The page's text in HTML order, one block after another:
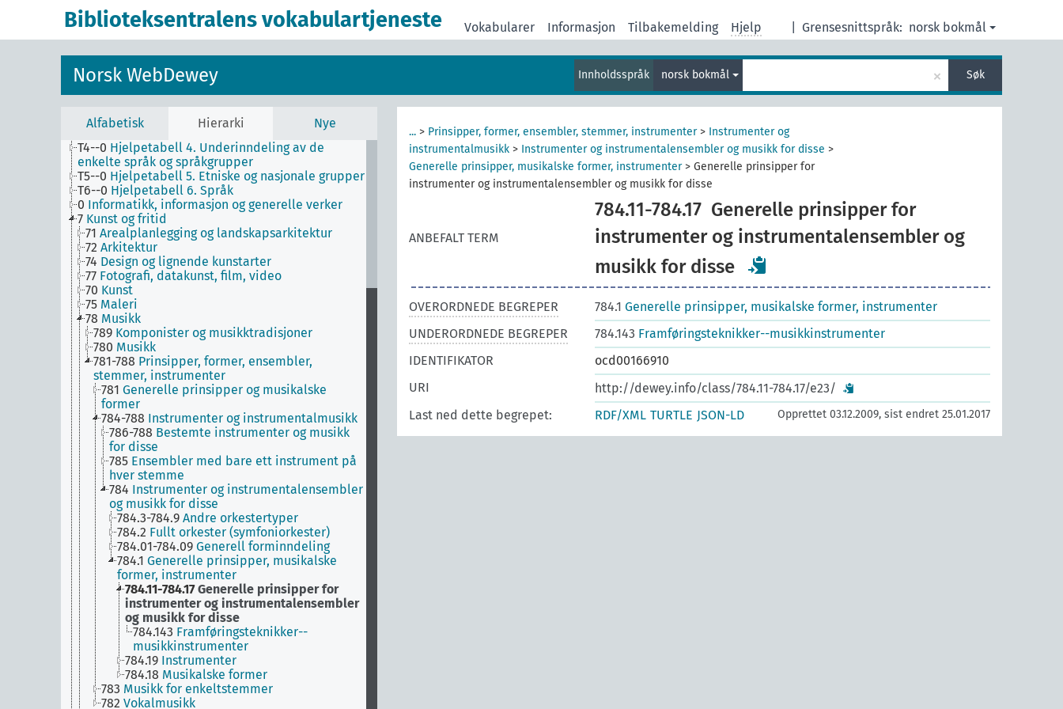
Biblioteksentralens vokabulartjeneste Grensesnittspråk: norsk bokmål
Vokabularer Informasjon Tilbakemelding Hjelp
Norsk WebDewey Innholdsspråk norsk bokmål × Søk
Alfabetisk Hierarki Nye
T3--0 Hjelpetabell 3. Underinndeling av kunst, av
av eller om de enkelte forfattere
Hjelpetabell 3B. Underinndeling av verker
av eller om mer enn én forfatter
T3C--0 Hjelpetabell 3C. Tilleggsnumre for kunst og
T4--0 Hjelpetabell 4. Underinndeling av de
enkelte språk og språkgrupper
T5--0 Hjelpetabell 5. Etniske og nasjonale grupper
T6--0 Hjelpetabell 6. Språk
0 Informatikk, informasjon og generelle verker
7 Kunst og fritid
71 Arealplanlegging og landskapsarkitektur
72 Arkitektur
74 Design og lignende kunstarter
77 Fotografi, datakunst, film, video
70 Kunst
75 Maleri
78 Musikk
789 Komponister og musikktradisjoner
780 Musikk
781-788 Prinsipper, former, ensembler,
stemmer, instrumenter
781 Generelle prinsipper og musikalske
former
784-788 Instrumenter og instrumentalmusikk
786-788 Bestemte instrumenter og musikk
for disse
785 Ensembler med bare ett instrument på
hver stemme
784 Instrumenter og instrumentalensembler
og musikk for disse
784.3-784.9 Andre orkestertyper
784.2 Fullt orkester (symfoniorkester)
784.01-784.09 Generell forminndeling
784.1 Generelle prinsipper, musikalske
former, instrumenter
784.11-784.17 Generelle prinsipper for
instrumenter og instrumentalensembler
og musikk for disse
784.143 Framføringsteknikker--
musikkinstrumenter
784.19 Instrumenter
784.18 Musikalske former
783 Musikk for enkeltstemmer
782 Vokalmusikk
... > Prinsipper, former, ensembler, stemmer, instrumenter> Instrumenter og
instrumentalmusikk > Instrumenter og instrumentalensembler og musikk for disse >
Generelle prinsipper, musikalske former, instrumenter> Generelle prinsipper for
instrumenter og instrumentalensembler og musikk for disse
ANBEFALT TERM
784.11-784.17 Generelle prinsipper for
instrumenter og instrumentalensembler og
musikk for disse
OVERORDNEDE BEGREPER 784.1 Generelle prinsipper, musikalske former, instrumenter
UNDERORDNEDE BEGREPER
784.143 Framføringsteknikker--musikkinstrumenter
IDENTIFIKATOR
ocd00166910
URI
http://dewey.info/class/784.11-784.17/e23/
Last ned dette begrepet:
RDF/XML TURTLE JSON-LD Opprettet 03.12.2009, sist endret 25.01.2017